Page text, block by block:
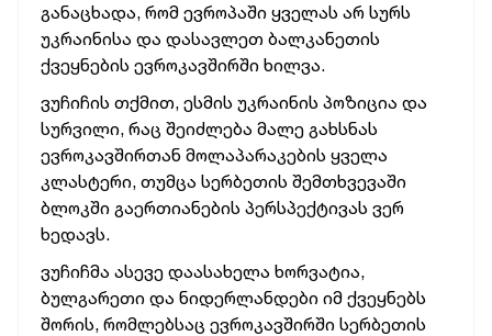
განაცხადა, რომ ევროპაში ყველას არ სურს
უკრაინისა და დასავლეთ ბალკანეთის
ქვეყნების ევროკავშირში ხილვა.
ვუჩიჩის თქმით, ესმის უკრაინის პოზიცია და
სურვილი, რაც შეიძლება მალე გახსნას
ევროკავშირთან მოლაპარაკების ყველა
კლასტერი, თუმცა სერბეთის შემთხვევაში
ბლოკში გაერთიანების პერსპექტივას ვერ
ხედავს.
ვუჩიჩმა ასევე დაასახელა ხორვატია,
ბულგარეთი და ნიდერლანდები იმ ქვეყნებს
შორის, რომლებსაც ევროკავშირში სერბეთის